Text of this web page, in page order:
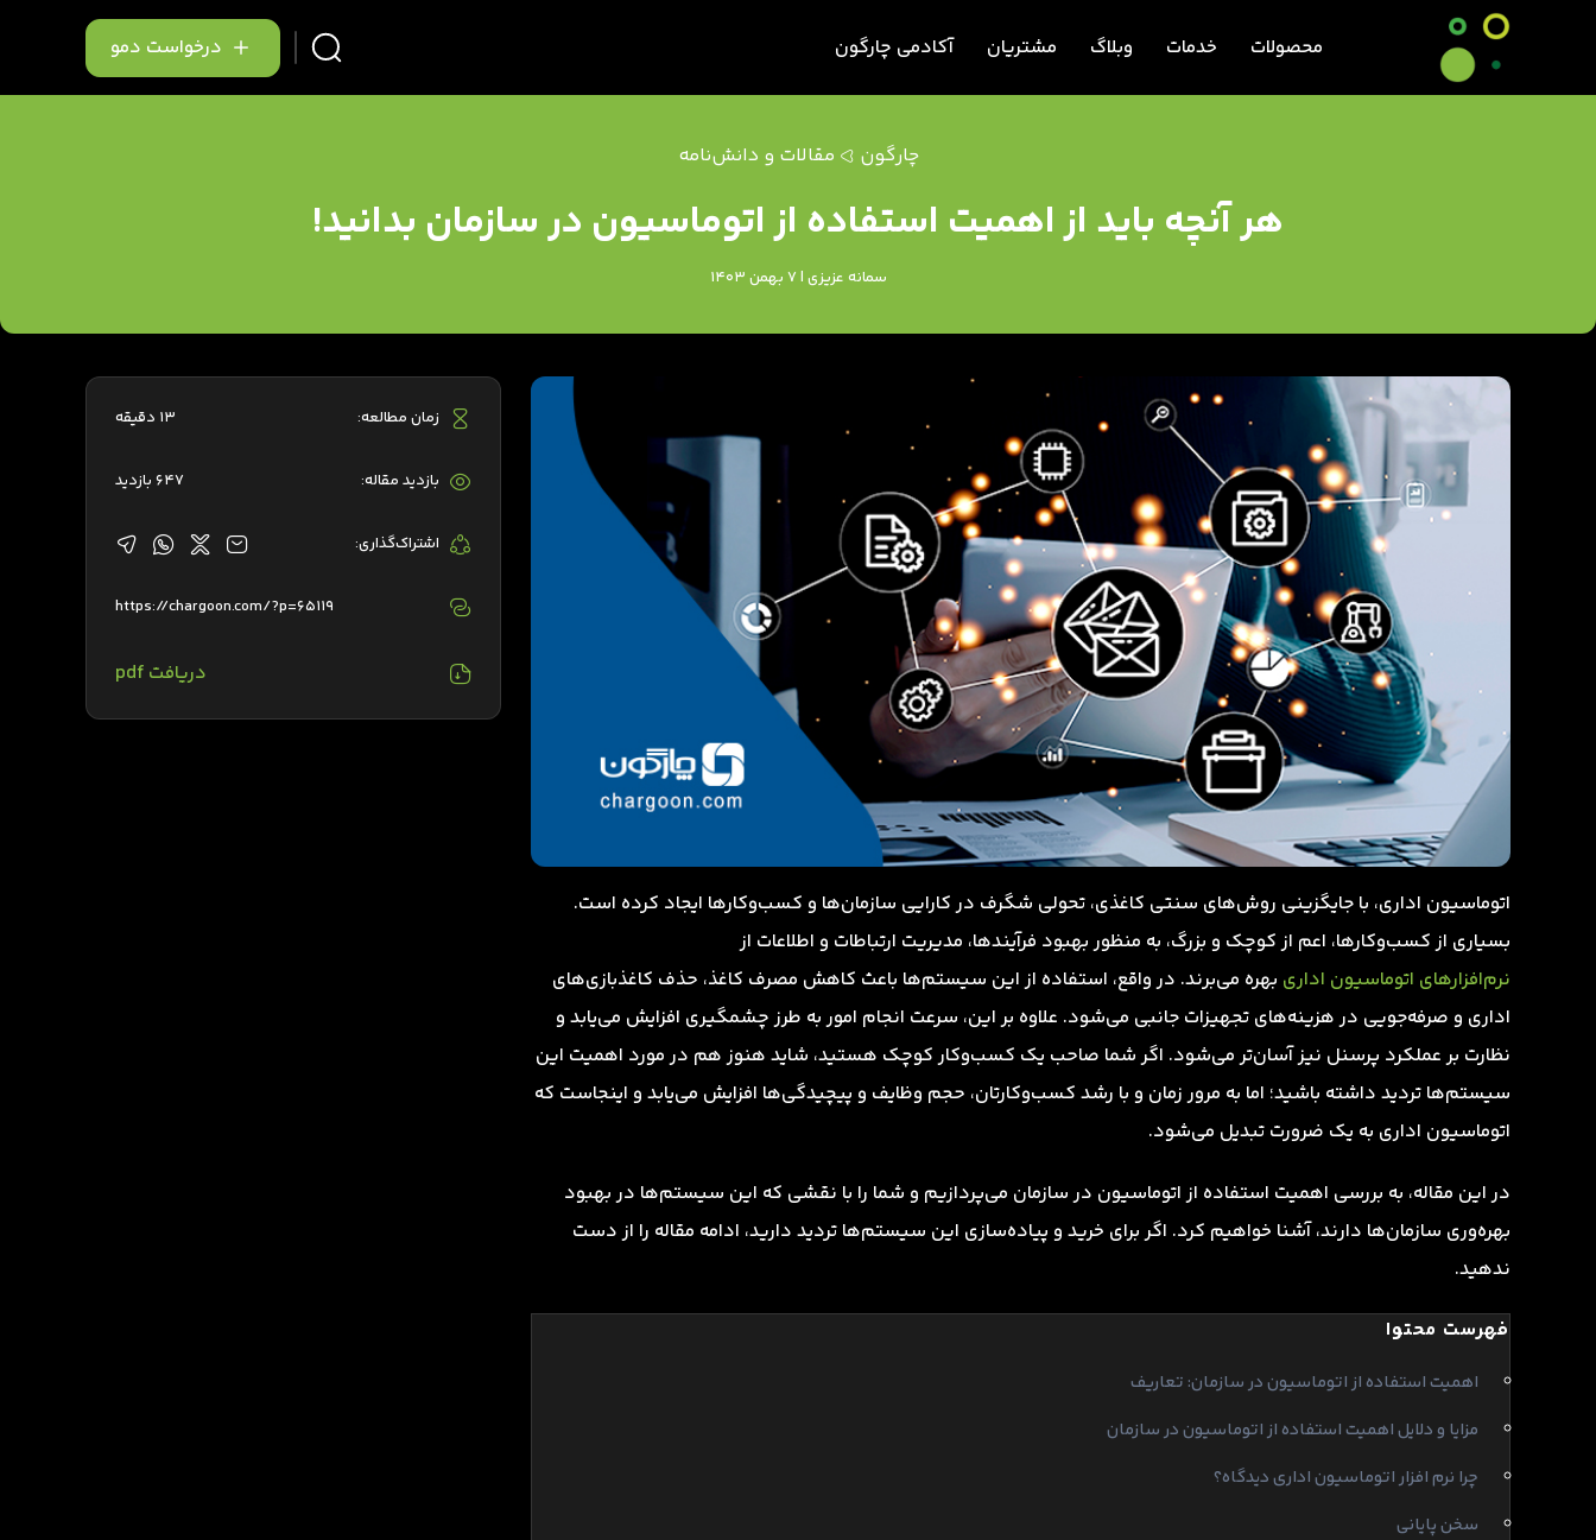
محصولات خدمات وبلاگ مشتریان آکادمی چارگون درخواست دمو
چارگون مقالات و دانش‌نامه
هر آنچه باید از اهمیت استفاده از اتوماسیون در سازمان بدانید!
سمانه عزیزی | 7 بهمن 1403
اتوماسیون اداری، با جایگزینی روش‌های سنتی کاغذی، تحولی شگرف در کارایی سازمان‌ها و کسب‌وکارها ایجاد کرده است.
بسیاری از کسب‌وکارها، اعم از کوچک و بزرگ، به منظور بهبود فرآیندها، مدیریت ارتباطات و اطلاعات از
نرم‌افزارهای اتوماسیون اداری بهره می‌برند. در واقع، استفاده از این سیستم‌ها باعث کاهش مصرف کاغذ، حذف کاغذبازی‌های
اداری و صرفه‌جویی در هزینه‌های تجهیزات جانبی می‌شود. علاوه بر این، سرعت انجام امور به طرز چشمگیری افزایش می‌یابد و
نظارت بر عملکرد پرسنل نیز آسان‌تر می‌شود. اگر شما صاحب یک کسب‌وکار کوچک هستید، شاید هنوز هم در مورد اهمیت این
سیستم‌ها تردید داشته باشید؛ اما به مرور زمان و با رشد کسب‌وکارتان، حجم وظایف و پیچیدگی‌ها افزایش می‌یابد و اینجاست که
اتوماسیون اداری به یک ضرورت تبدیل می‌شود.
در این مقاله، به بررسی اهمیت استفاده از اتوماسیون در سازمان می‌پردازیم و شما را با نقشی که این سیستم‌ها در بهبود
بهره‌وری سازمان‌ها دارند، آشنا خواهیم کرد. اگر برای خرید و پیاده‌سازی این سیستم‌ها تردید دارید، ادامه مقاله را از دست
ندهید.
فهرست محتوا
اهمیت استفاده از اتوماسیون در سازمان: تعاریف
مزایا و دلایل اهمیت استفاده از اتوماسیون در سازمان
چرا نرم افزار اتوماسیون اداری دیدگاه؟
سخن پایانی
زمان مطالعه: 13 دقیقه
بازدید مقاله: 647 بازدید
اشتراک‌گذاری:
https://chargoon.com/?p=65119
دریافت pdf